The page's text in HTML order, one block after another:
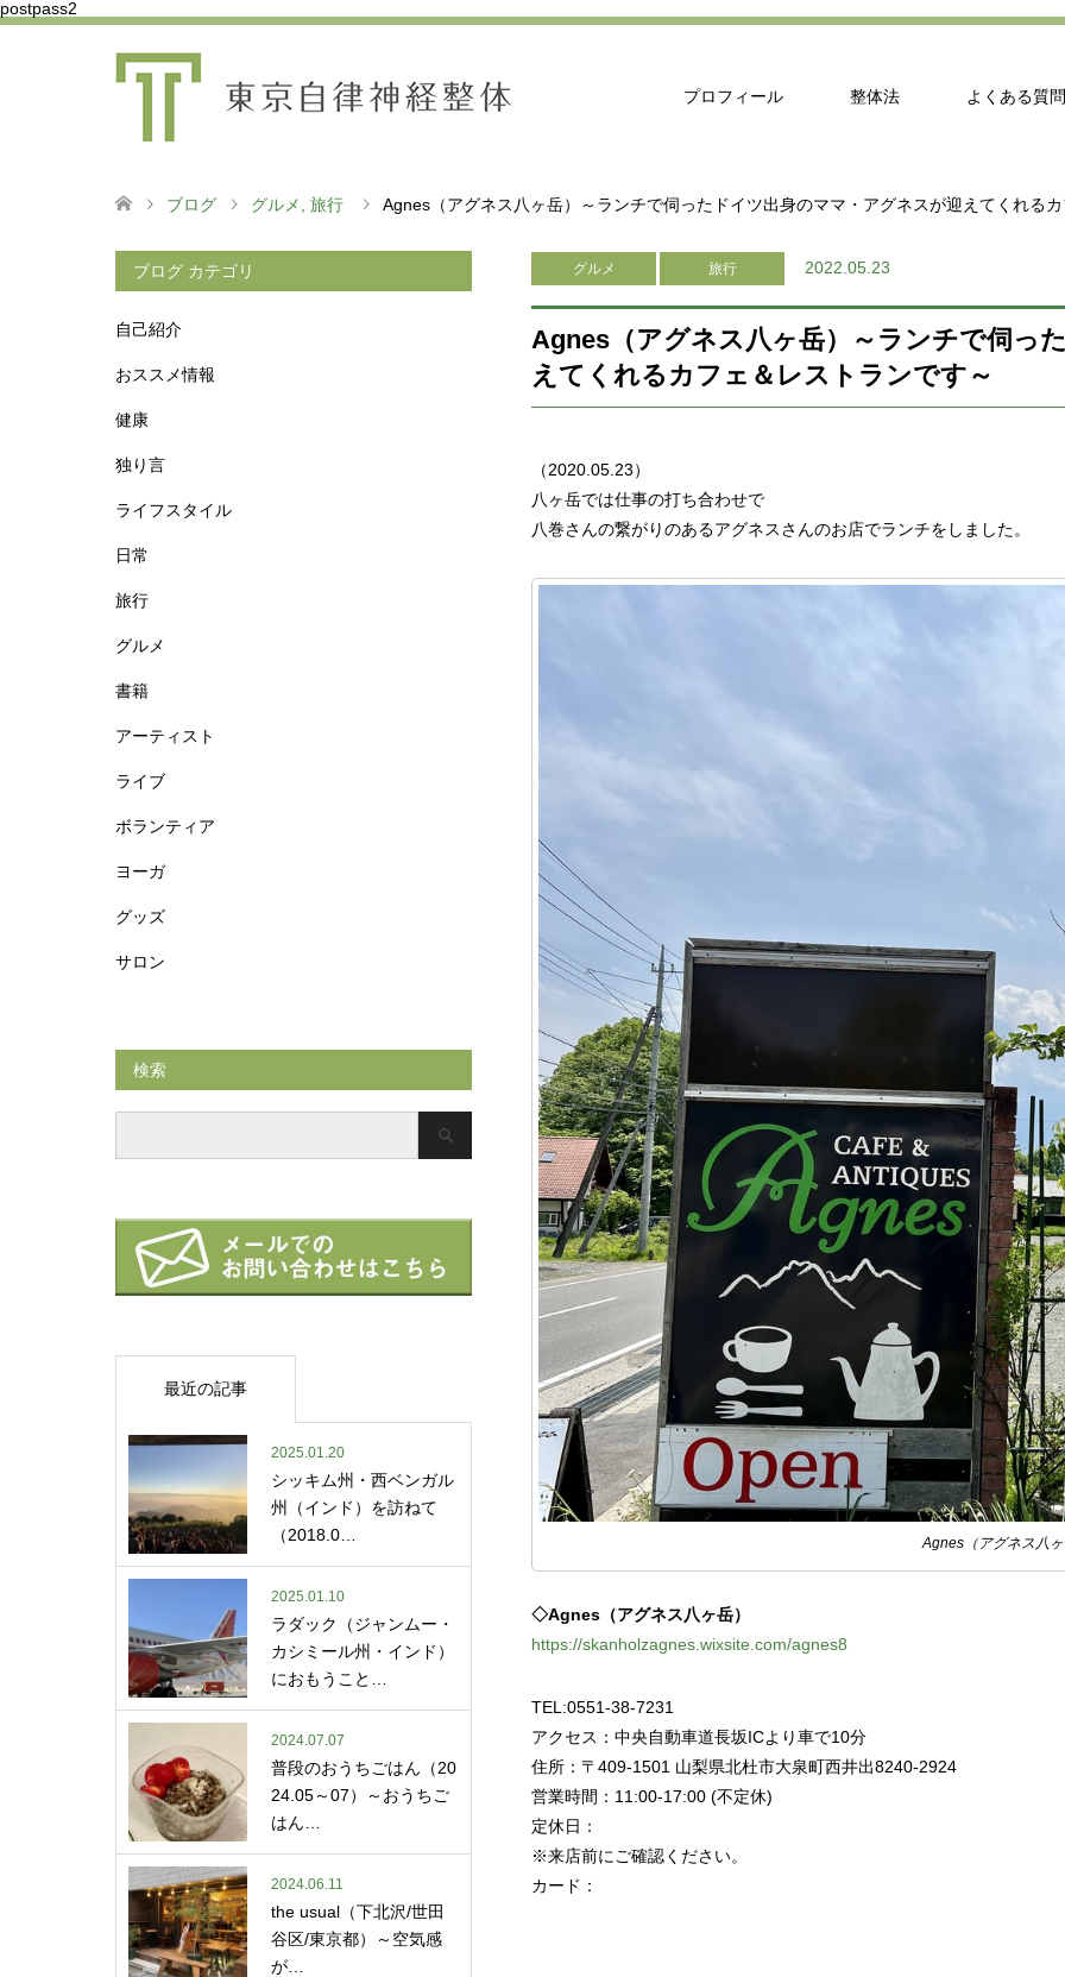
postpass2
プロフィール 整体法 よくある質問
ブログ グルメ 旅行 Agnes（アグネス八ヶ岳）～ランチで伺ったドイツ出身のママ・アグネスが迎えてくれる
グルメ 旅行 2022.05.23
Agnes（アグネス八ヶ岳）～ランチで伺っ
えてくれるカフェ＆レストランです～
（2020.05.23）
八ヶ岳では仕事の打ち合わせで
八巻さんの繋がりのあるアグネスさんのお店でランチをしました。
Agnes（アグネス八
◇Agnes（アグネス八ヶ岳）
https://skanholzagnes.wixsite.com/agnes8
TEL:0551-38-7231
アクセス：中央自動車道長坂ICより車で10分
住所：〒409-1501 山梨県北杜市大泉町西井出8240-2924
営業時間：11:00-17:00 (不定休)
定休日：
※来店前にご確認ください。
カード：
ブログ カテゴリ
自己紹介
おススメ情報
健康
独り言
ライフスタイル
日常
旅行
グルメ
書籍
アーティスト
ライブ
ボランティア
ヨーガ
グッズ
サロン
検索
最近の記事
2025.01.20
シッキム州・西ベンガル
州（インド）を訪ねて
（2018.0…
2025.01.10
ラダック（ジャンムー・
カシミール州・インド）
におもうこと…
2024.07.07
普段のおうちごはん（20
24.05～07）～おうちご
はん…
2024.06.11
the usual（下北沢/世田
谷区/東京都）～空気感
が…